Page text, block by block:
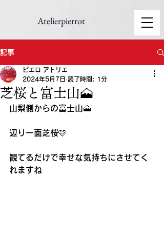
Atelierpierrot
記事
芝桜と富士山🗻
ピエロ アトリエ
2024年5月7日 読了時間: 1分
山梨側からの富士山🗻
辺り一面芝桜🩷
観てるだけで幸せな気持ちにさせてく
れますね